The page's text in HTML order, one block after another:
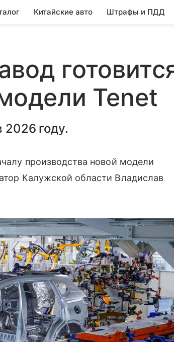
Китайские авто Штрафы и ПДД
Tenet
2026 году.
производства новой модели
Калужской области Владислав